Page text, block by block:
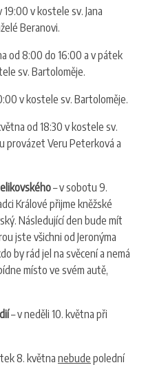
v kostele sv. Jana
Beranovi.
od 8:00 do 16:00 a v pátek
sv. Bartoloměje.
v kostele sv. Bartoloměje.
od 18:30 v kostele sv.
provázet Veru Peterková a
– v sobotu 9.
Králové přijme kněžské
Následující den bude mít
jste všichni od Jeronýma
by rád jel na svěcení a nemá
místo ve svém autě,
– v neděli 10. května při
8. květnanebude polední